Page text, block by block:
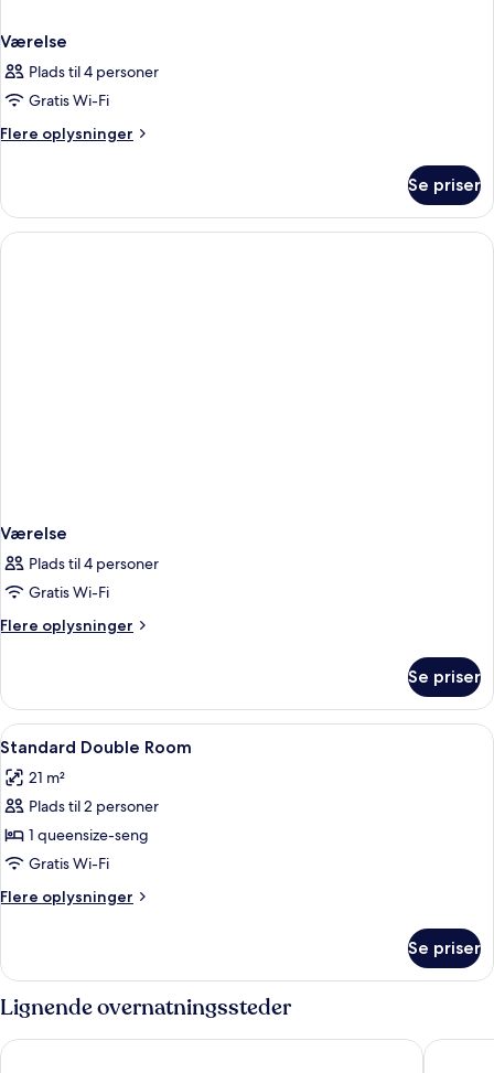
Værelse
Plads til 4 personer
Gratis Wi-Fi
Flere oplysninger
Flere
Se priser
Værelse
Plads til 4 personer
Gratis Wi-Fi
Flere oplysninger
Flere
Se priser
Indlæs
alle
billeder
af
Standard
Double
Room
Et hotelværelse med seng, fjernsyn,
2
Standard Double Room
21 m²
Plads til 2 personer
1 queensize-seng
Gratis Wi-Fi
Flere oplysninger
Flere
Double
Room
Se priser
Lignende overnatningssteder
Hotel Nuevo Boston ibis